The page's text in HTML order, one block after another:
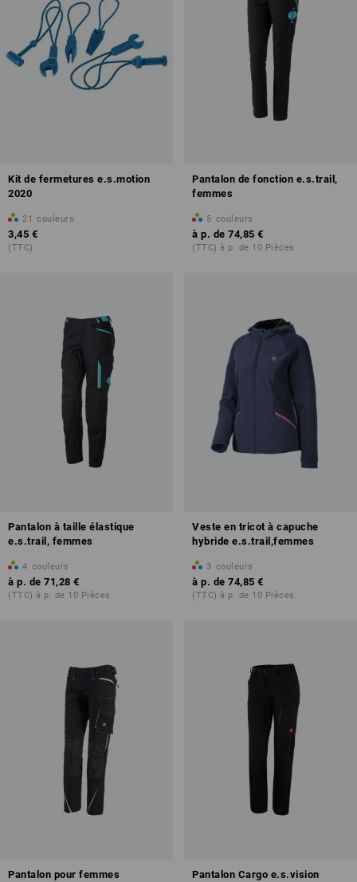
Kit de fermetures e.s.motion
2020
21 couleurs
3,45 €
(TTC)
Pantalon de fonction e.s.trail,
femmes
5 couleurs
à p. de 74,85 €
(TTC) à p. de 10 Pièces
Pantalon à taille élastique
e.s.trail, femmes
4 couleurs
à p. de 71,28 €
(TTC) à p. de 10 Pièces
Veste en tricot à capuche
hybride e.s.trail,femmes
3 couleurs
à p. de 74,85 €
(TTC) à p. de 10 Pièces
Pantalon pour femmes
Pantalon Cargo e.s.vision